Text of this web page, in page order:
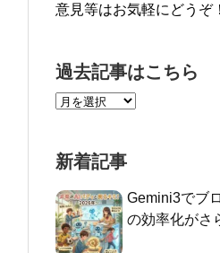
意見等はお気軽にどうぞ！
過去記事はこちら
新着記事
Gemini3でブ
の効率化がさ